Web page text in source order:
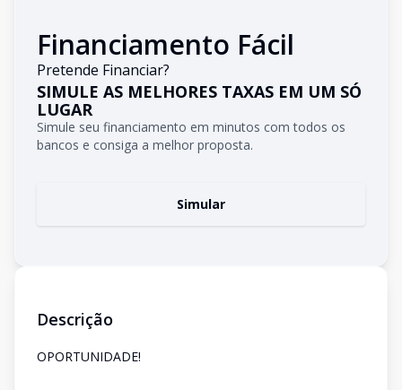
Financiamento Fácil
Pretende Financiar?
SIMULE AS MELHORES TAXAS EM UM SÓ
LUGAR
Simule seu financiamento em minutos com todos os
bancos e consiga a melhor proposta.
Simular
Descrição
OPORTUNIDADE!